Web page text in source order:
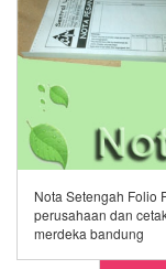
Nota Setengah Folio
perusahaan dan
merdeka bandung